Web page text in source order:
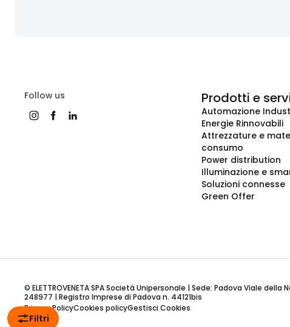
Filtri
Follow us Prodotti e
Automazione
Energie Rinnovabili
Attrezzature e
consumo
Power distribution
Illuminazione e
Soluzioni connesse
Green Offer
© ELETTROVENETA SPA Società Unipersonale | Sede: Padova Viale
248977 | Registro Imprese di Padova n. 44121bis
Privacy PolicyCookies policyGestisci Cookies